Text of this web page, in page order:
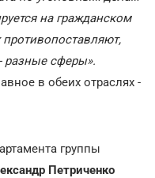
на гражданском
противопоставляют,
разные сферы».
в обеих отраслях -
группы
Петриченко